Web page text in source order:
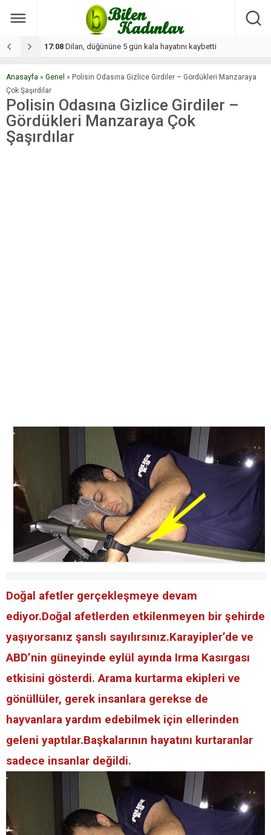
17:08 Dilan, düğününe 5 gün kala hayatını kaybetti
Anasayfa » Genel » Polisin Odasına Gizlice Girdiler – Gördükleri Manzaraya
Çok Şaşırdılar
Polisin Odasına Gizlice Girdiler –
Gördükleri Manzaraya Çok
Şaşırdılar
Doğal afetler gerçekleşmeye devam
ediyor.Doğal afetlerden etkilenmeyen bir şehirde
yaşıyorsanız şanslı sayılırsınız.Karayipler’de ve
ABD’nin güneyinde eylül ayında Irma Kasırgası
etkisini gösterdi. Arama kurtarma ekipleri ve
gönüllüler, gerek insanlara gerekse de
hayvanlara yardım edebilmek için ellerinden
geleni yaptılar.Başkalarının hayatını kurtaranlar
sadece insanlar değildi.